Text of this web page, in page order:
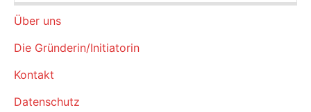
Über uns
Die Gründerin/Initiatorin
Kontakt
Datenschutz